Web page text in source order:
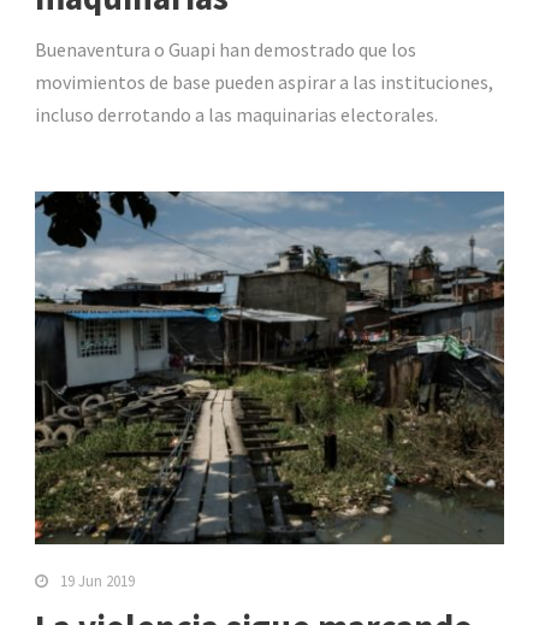
Buenaventura o Guapi han demostrado que los
movimientos de base pueden aspirar a las instituciones,
incluso derrotando a las maquinarias electorales.
19 Jun 2019